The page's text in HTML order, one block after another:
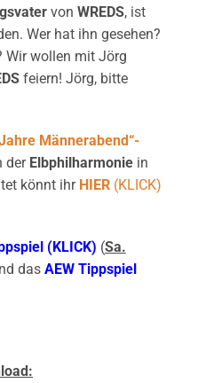
von WREDS, ist
Wer hat ihn gesehen?
Wir wollen mit Jörg
feiern! Jörg, bitte
Männerabend“-
der Elbphilharmoniein
könnt ihr HIER(KLICK)
(KLICK) (Sa.
das AEW Tippspiel